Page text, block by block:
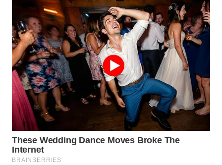
WN
TAPANULI
UTARA
WN
SAMOSIR
WN
PADANG
LAWAS
WN
SUMEDANG